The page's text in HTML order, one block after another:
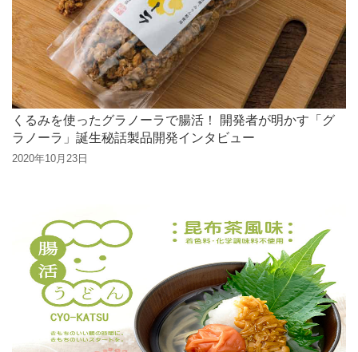
くるみを使ったグラノーラで腸活！ 開発者が明かす「グ
ラノーラ」誕生秘話製品開発インタビュー
2020年10月23日